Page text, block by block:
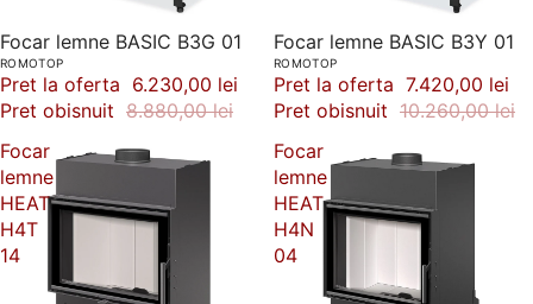
-30%
Focar lemne BASIC B3G 01
ROMOTOP
Pret la oferta 6.230,00 lei
Pret obisnuit 8.880,00 lei
-28%
Focar lemne BASIC B3Y 01
ROMOTOP
Pret la oferta 7.420,00 lei
Pret obisnuit 10.260,00 lei
Focar
lemne
HEAT
H4T
14
Focar
lemne
HEAT
H4N
04